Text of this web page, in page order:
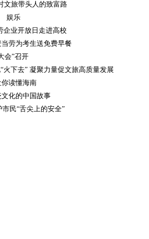
文旅带头人的致富路
娱乐
企业开放日走进高校
劳为考生送免费早餐
会”召开
火下去” 凝聚力量促文旅高质量发展
读懂海南
化的中国故事
民“舌尖上的安全”